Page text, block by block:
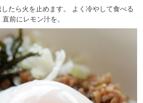
たら火を止めます。 よく冷やして食べる
直前にレモン汁を。